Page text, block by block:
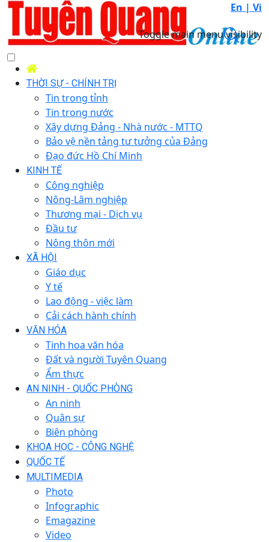
En | Vi
Toggle main menu visibility
THỜI SỰ - CHÍNH TRỊ
Tin trong tỉnh
Tin trong nước
Xây dựng Đảng - Nhà nước - MTTQ
Bảo vệ nền tảng tư tưởng của Đảng
Đạo đức Hồ Chí Minh
KINH TẾ
Công nghiệp
Nông-Lâm nghiệp
Thương mại - Dịch vụ
Đầu tư
Nông thôn mới
XÃ HỘI
Giáo dục
Y tế
Lao động - việc làm
Cải cách hành chính
VĂN HÓA
Tinh hoa văn hóa
Đất và người Tuyên Quang
Ẩm thực
AN NINH - QUỐC PHÒNG
An ninh
Quân sự
Biên phòng
KHOA HỌC - CÔNG NGHỆ
QUỐC TẾ
MULTIMEDIA
Photo
Infographic
Emagazine
Video